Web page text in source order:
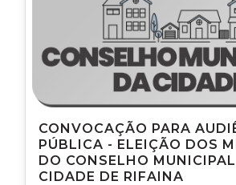
CONVOCAÇÃO PARA
PÚBLICA - ELEIÇÃO DOS
DO CONSELHO
CIDADE DE RIFAINA